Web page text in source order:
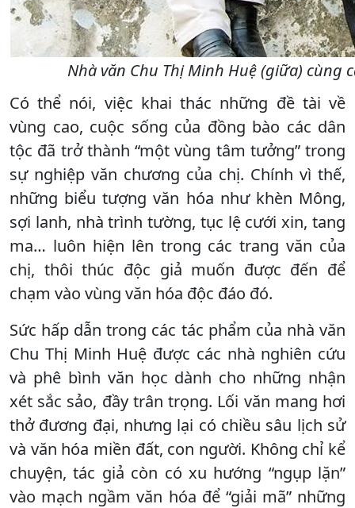
Nhà văn Chu Thị Minh Huệ (giữa)
Có thể nói, việc khai thác những đề tài về
vùng cao, cuộc sống của đồng bào các dân
tộc đã trở thành “một vùng tâm tưởng” trong
sự nghiệp văn chương của chị. Chính vì thế,
những biểu tượng văn hóa như khèn Mông,
sợi lanh, nhà trình tường, tục lệ cưới xin, tang
ma… luôn hiện lên trong các trang văn của
chị, thôi thúc độc giả muốn được đến để
chạm vào vùng văn hóa độc đáo đó.
Sức hấp dẫn trong các tác phẩm của nhà văn
Chu Thị Minh Huệ được các nhà nghiên cứu
và phê bình văn học dành cho những nhận
xét sắc sảo, đầy trân trọng. Lối văn mang hơi
thở đương đại, nhưng lại có chiều sâu lịch sử
và văn hóa miền đất, con người. Không chỉ kể
chuyện, tác giả còn có xu hướng “ngụp lặn”
vào mạch ngầm văn hóa để “giải mã” những